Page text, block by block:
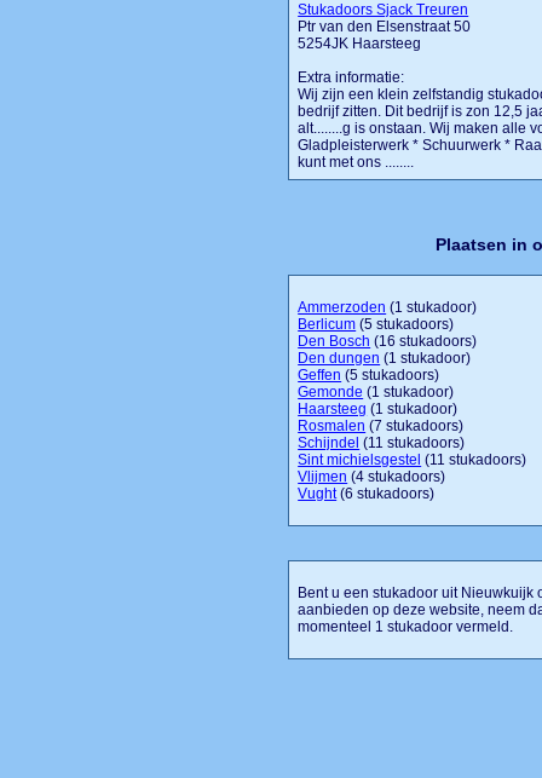
Stukadoors Sjack Treuren
Ptr van den Elsenstraat 50
5254JK Haarsteeg
Extra informatie:
Wij zijn een klein zelfstandig
bedrijf zitten. Dit bedrijf is zon 12,5
alt........g is onstaan. Wij maken alle
Gladpleisterwerk * Schuurwerk *
kunt met ons ........
Plaatsen in
Ammerzoden (1 stukadoor)
Berlicum (5 stukadoors)
Den Bosch (16 stukadoors)
Den dungen (1 stukadoor)
Geffen (5 stukadoors)
Gemonde (1 stukadoor)
Haarsteeg (1 stukadoor)
Rosmalen (7 stukadoors)
Schijndel (11 stukadoors)
Sint michielsgestel (11 stukadoors)
Vlijmen (4 stukadoors)
Vught(6 stukadoors)
Bent u een stukadoor uit
aanbieden op deze website, neem
momenteel 1 stukadoor vermeld.